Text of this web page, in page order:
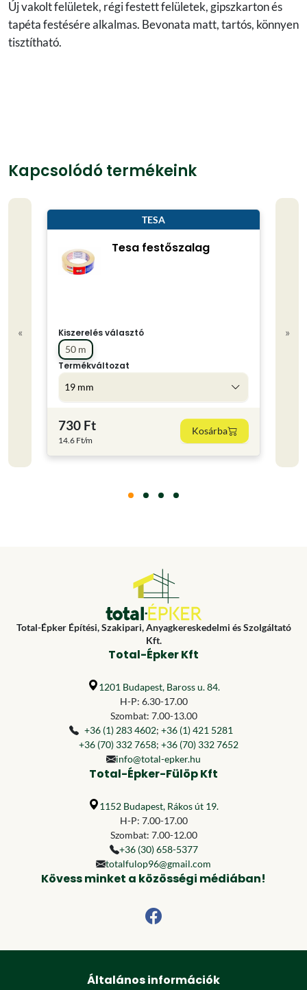
Új vakolt felületek, régi festett felületek, gipszkarton és
tapéta festésére alkalmas. Bevonata matt, tartós, könnyen
tisztítható.
Kapcsolódó termékeink
«
TESA
Tesa festőszalag
Kiszerelés választó
50 m
Termékváltozat
19 mm
730 Ft
14.6 Ft/m
Kosárba
»
Total-Épker Építési, Szakipari, Anyagkereskedelmi és Szolgáltató
Kft.
Total-Épker Kft
1201 Budapest, Baross u. 84.
H-P: 6.30-17.00
Szombat: 7.00-13.00
+36 (1) 283 4602; +36 (1) 421 5281
+36 (70) 332 7658; +36 (70) 332 7652
info@total-epker.hu
Total-Épker-Fülöp Kft
1152 Budapest, Rákos út 19.
H-P: 7.00-17.00
Szombat: 7.00-12.00
+36 (30) 658-5377
totalfulop96@gmail.com
Kövess minket a közösségi médiában!
Általános információk